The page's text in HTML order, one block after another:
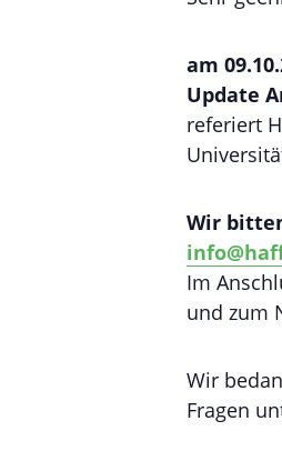
am
Update
referiert
Wir
Im
und zum
Wir
Fragen